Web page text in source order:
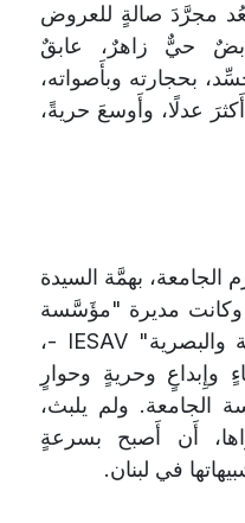
مجرَّدَ صالةٍ للعروض
حيٌّ زاهرٌ، عابقٌ
بحجارته وبأَصواته،
عدلًا، وأَوسعَ حريةً،
1997 في حَرَم الجامعة، بهمَّة السيدة
بولس (1933-2023) - وكانت مديرة "مؤَسَّسة
والبصرية"IESAV -،
وإِبداعٍ وحريةٍ وحوارٍ
الجامعة. ولم يلبث،
أَن أَصبح بسرعةٍ
في لبنان.